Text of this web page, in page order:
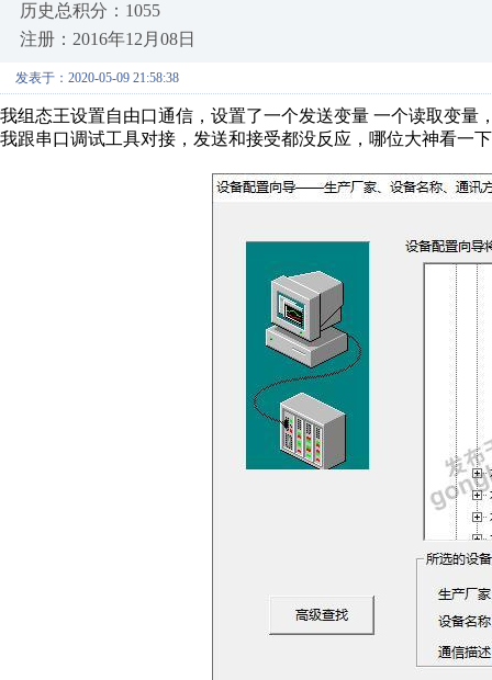
历史总积分：1055
注册：2016年12月08日
发表于：2020-05-09 21:58:38
我组态王设置自由口通信，设置了一个发送变量 一个读取变量
我跟串口调试工具对接，发送和接受都没反应，哪位大神看一